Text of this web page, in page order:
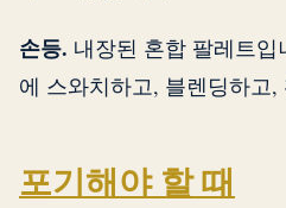
손등. 내장된 혼합 팔레트
에 스와치하고, 블렌딩하고
포기해야 할 때